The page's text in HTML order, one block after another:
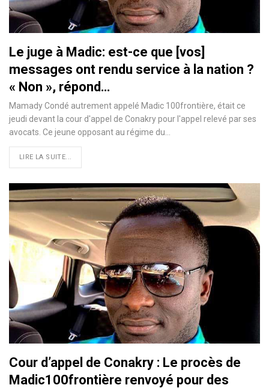
Le juge à Madic: est-ce que [vos]
messages ont rendu service à la nation ?
« Non », répond…
Mamady Condé autrement appelé Madic 100frontière, était ce
jeudi devant la cour d'appel de Conakry pour l'appel relevé par ses
avocats. Ce jeune opposant au régime du
LIRE LA SUITE...
Cour d’appel de Conakry : Le procès de
Madic100frontière renvoyé pour des